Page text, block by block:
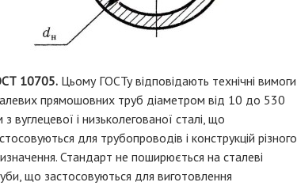
10705.Цьому ГОСТу відповідають технічні вимоги
прямошовних труб діаметром від 10 до 530
вуглецевої і низьколегованої сталі, що
для трубопроводів і конструкцій різного
Стандарт не поширюється на сталеві
що застосовуються для виготовлення